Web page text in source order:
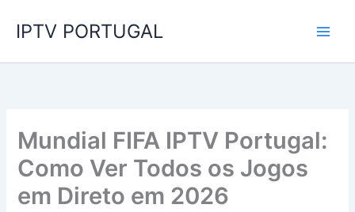
IPTV PORTUGAL
Mundial FIFA IPTV Portugal:
Como Ver Todos os Jogos
em Direto em 2026